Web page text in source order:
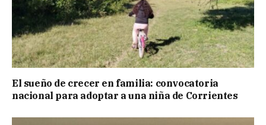
El sueño de crecer en familia: convocatoria
nacional para adoptar a una niña de Corrientes